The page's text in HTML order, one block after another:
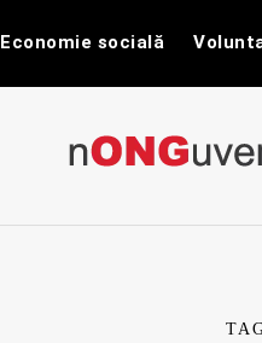
Economie socială